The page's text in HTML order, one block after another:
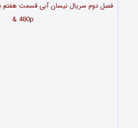
فصل دوم سریال نیسان آبی قسمت هفتم
& 480p